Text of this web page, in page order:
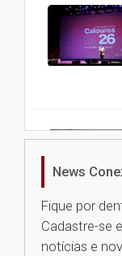
News
Fique por
Cadastre-se
notícias e